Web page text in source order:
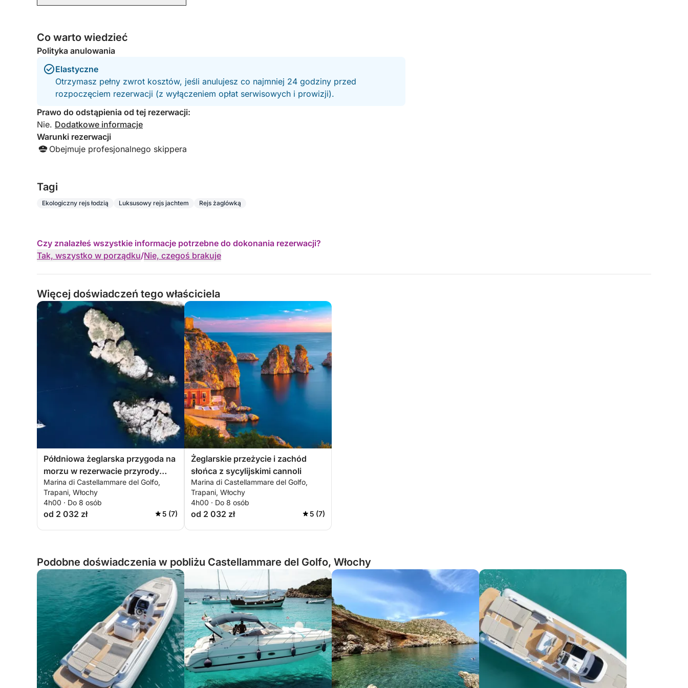
Co warto wiedzieć
Polityka anulowania
Elastyczne
Otrzymasz pełny zwrot kosztów, jeśli anulujesz co najmniej 24 godziny przed
rozpoczęciem rezerwacji (z wyłączeniem opłat serwisowych i prowizji).
Prawo do odstąpienia od tej rezerwacji:
Nie. Dodatkowe informacje
Warunki rezerwacji
Obejmuje profesjonalnego skippera
Tagi
Ekologiczny rejs łodzią Luksusowy rejs jachtem Rejs żaglówką
Czy znalazłeś wszystkie informacje potrzebne do dokonania rezerwacji?
Tak, wszystko w porządku/Nie, czegoś brakuje
Więcej doświadczeń tego właściciela
Półdniowa żeglarska przygoda na
morzu w rezerwacie przyrody
Zingaro
Marina di Castellammare del Golfo,
Trapani, Włochy
4h00 · Do 8 osób
od 2 032 zł 5 (7)
Żeglarskie przeżycie i zachód
słońca z sycylijskimi cannoli
Marina di Castellammare del Golfo,
Trapani, Włochy
4h00 · Do 8 osób
od 2 032 zł 5 (7)
Podobne doświadczenia w pobliżu Castellammare del Golfo, Włochy